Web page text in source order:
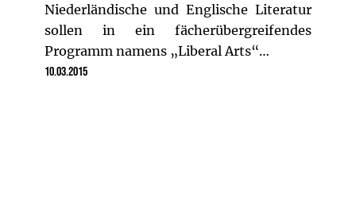
Niederländische und Englische Literatur
sollen in ein fächerübergreifendes
Programm namens „Liberal Arts“…
10.03.2015